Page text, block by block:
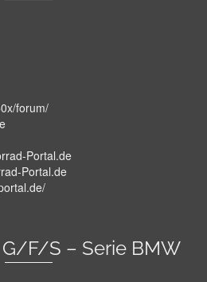
forum/
Portal.de
Portal.de
F/S – Serie BMW